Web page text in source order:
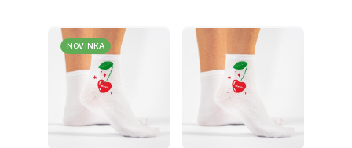
NOVINKA